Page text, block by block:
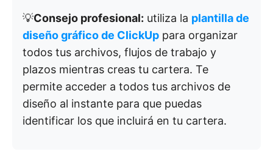
💡Consejo profesional: utiliza la plantilla de
diseño gráfico de ClickUp para organizar
todos tus archivos, flujos de trabajo y
plazos mientras creas tu cartera. Te
permite acceder a todos tus archivos de
diseño al instante para que puedas
identificar los que incluirá en tu cartera.